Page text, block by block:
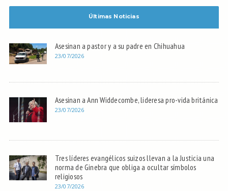
Últimas Noticias
Asesinan a pastor y a su padre en Chihuahua
23/07/2026
Asesinan a Ann Widdecombe, lideresa pro-vida británica
23/07/2026
Tres líderes evangélicos suizos llevan a la Justicia una
norma de Ginebra que obliga a ocultar símbolos
religiosos
23/07/2026